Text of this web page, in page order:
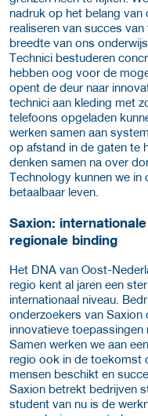
nadruk op het belang van
realiseren van succes
breedte van ons
Technici bestuderen
hebben oog voor de
opent de deur naar
technici aan kleding met
telefoons opgeladen
werken samen aan
op afstand in de gaten te
denken samen na over
Technology kunnen we
betaalbaar leven.
Saxion:
regionale binding
Het DNA van Oost-
regio kent al jaren een
internationaal niveau.
onderzoekers van Saxion
innovatieve toepassingen
Samen werken we aan
regio ook in de toekomst
mensen beschikt en
Saxion betrekt bedrijven
student van nu is de